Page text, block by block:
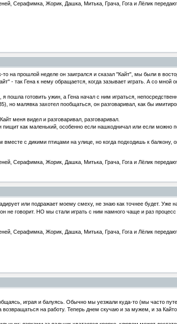
Серафимка, Жорик, Дашка, Митька, Грача, Гога и Лёлик
то на прошлой неделе он заигрался и сказал "Кайт", мы были в
- так Гена к нему обращается, когда зазывает играть. А со
пошла готовить ужин, а Гена начал с ним играться,
но малявка захотел пообщаться, он разговаривал, как бы
меня видел и разговаривал, разговаривал.
как маленький, особенно если нашкодничал или если можно
вместе с дикими птицами на улице, но когда подходишь к
Серафимка, Жорик, Дашка, Митька, Грача, Гога и Лёлик
или подражает моему смеху, не знаю как точнее будет. Уже
не говорит. НО мы стали играть с ним намного чаще и раз процесс
Серафимка, Жорик, Дашка, Митька, Грача, Гога и Лёлик
играя и балуясь. Обычно мы уезжали куда-то (мы часто
на работу. Теперь днем скучаю и за мужем, и за